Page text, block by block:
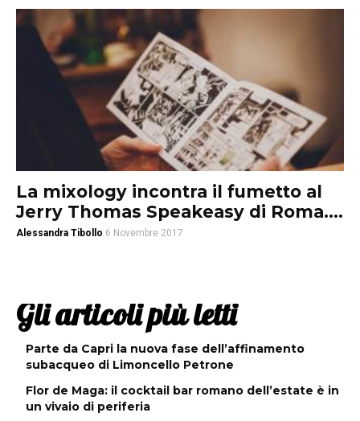
La mixology incontra il fumetto al
Jerry Thomas Speakeasy di Roma....
Alessandra Tibollo 6 Novembre 2017
Gli articoli più letti
Parte da Capri la nuova fase dell’affinamento
subacqueo di Limoncello Petrone
Flor de Maga: il cocktail bar romano dell’estate è in
un vivaio di periferia